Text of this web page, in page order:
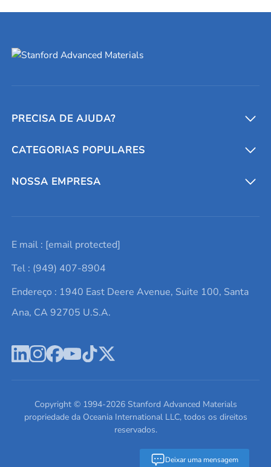
Deixar uma mensagem
PRECISA DE AJUDA?
Conversores e calculadoras
Entre em contato conosco
Lista de consultas
Termos e Condições
Política de Privacidade
CATEGORIAS POPULARES
Metais refratários
Elementos de terras raras
Alvos de pulverização catódica
Ácido hialurônico
NOSSA EMPRESA
Promoções atuais
Notícias e blogs
Estudos de caso
Escreva para nós
E mail : [email protected]
Tel : (949) 407-8904
Endereço : 1940 East Deere Avenue, Suite 100, Santa
Ana, CA 92705 U.S.A.
Copyright © 1994-2026Stanford Advanced Materials
propriedade da Oceania International LLC, todos os direitos
reservados.